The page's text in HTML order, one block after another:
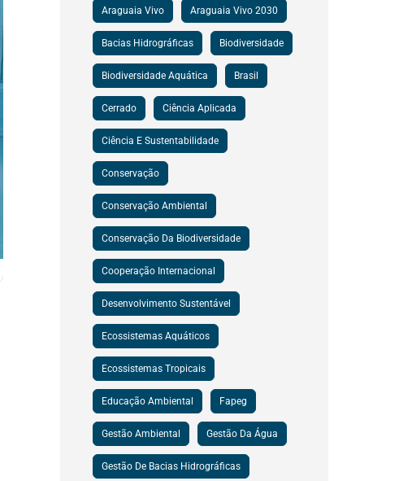
Araguaia Vivo Araguaia Vivo 2030
Bacias Hidrográficas Biodiversidade
Biodiversidade Aquática Brasil
Cerrado Ciência Aplicada
Ciência E Sustentabilidade
Conservação
Conservação Ambiental
Conservação Da Biodiversidade
Cooperação Internacional
Desenvolvimento Sustentável
Ecossistemas Aquáticos
Ecossistemas Tropicais
Educação Ambiental Fapeg
Gestão Ambiental Gestão Da Água
Gestão De Bacias Hidrográficas